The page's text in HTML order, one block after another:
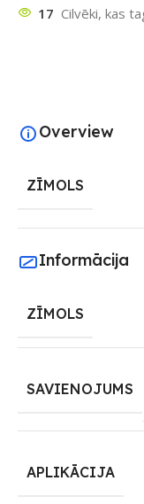
17 Cilvēki, kas
Overview
ZĪMOLS
Informācija
ZĪMOLS
SAVIENOJUMS
APLIKĀCIJA